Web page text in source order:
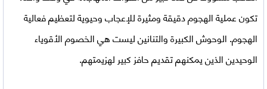
تكون عملية الهجوم دقيقة ومثيرة للإعجاب وحيوية لتعظيم فعالية
الهجوم. الوحوش الكبيرة والتنانين ليست هي الخصوم الأقوياء
الوحيدين الذين يمكنهم تقديم حافز كبير لهزيمتهم.